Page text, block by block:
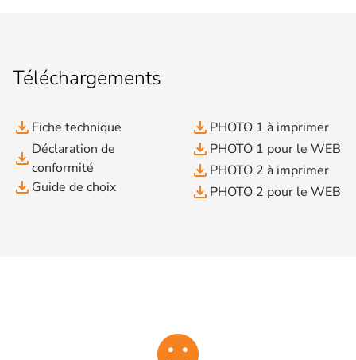
Téléchargements
file_download Fiche technique
file_download Déclaration de
conformité
file_download Guide de choix
file_download PHOTO 1 à imprimer
file_download PHOTO 1 pour le WEB
file_download PHOTO 2 à imprimer
file_download PHOTO 2 pour le WEB